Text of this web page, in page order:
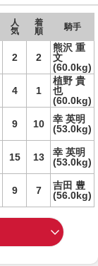
人
気
着
順
騎手
2 2
熊沢 重
文
(60.0kg)
4 1
植野 貴
也
(60.0kg)
9 10
幸 英明
(53.0kg)
15 13
幸 英明
(53.0kg)
9 7
吉田 豊
(56.0kg)